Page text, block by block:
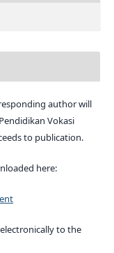
author will
Vokasi
to publication.
here:
to the